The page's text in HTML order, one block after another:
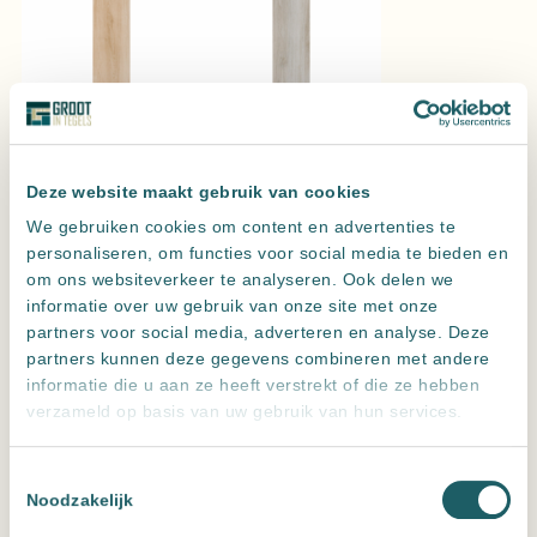
Deze website maakt gebruik van cookies
We gebruiken cookies om content en advertenties te
personaliseren, om functies voor social media te bieden en
om ons websiteverkeer te analyseren. Ook delen we
informatie over uw gebruik van onze site met onze
partners voor social media, adverteren en analyse. Deze
partners kunnen deze gegevens combineren met andere
informatie die u aan ze heeft verstrekt of die ze hebben
verzameld op basis van uw gebruik van hun services.
Noodzakelijk
Nera Abeto
Uitvoering
Wissen
ES. Nera Roble 25×150 cm
Vraag een offerte aan voor de beste prijs
Nera
Roble
aantal
Hoeveel m2 heb je nodig?
m2
Verpakkingen:1
Leveren meerdere landen maar